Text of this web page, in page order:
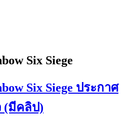
Six Siege
Six Siege ประกาศ
(มีคลิป)